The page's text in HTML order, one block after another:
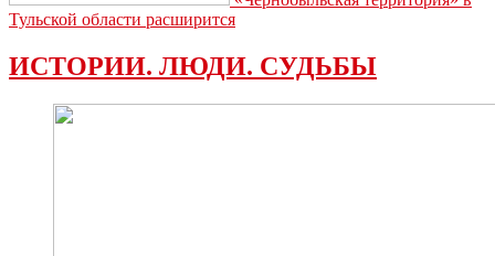
Тульской области расширится
ИСТОРИИ. ЛЮДИ. СУДЬБЫ